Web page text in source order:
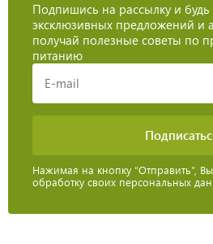
Подпишись на рассылку и будь
эксклюзивных предложений и
получай полезные советы по
питанию
Нажимая на кнопку “Отправить”,
обработку своих персональных